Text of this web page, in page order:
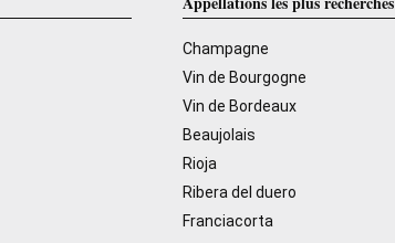
Champagne
Vin de Bourgogne
Vin de Bordeaux
Beaujolais
Rioja
Ribera del duero
Franciacorta